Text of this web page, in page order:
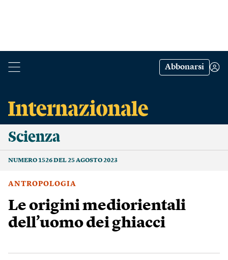
Abbonarsi
Scienza
NUMERO 1526 DEL 25 AGOSTO 2023
ANTROPOLOGIA
Le origini mediorientali
dell’uomo dei ghiacci